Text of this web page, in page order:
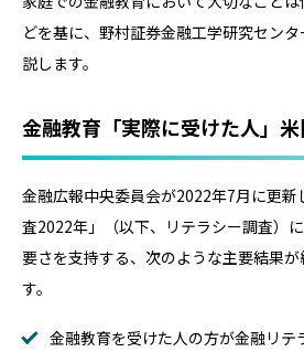
どを基に、野村証券金融工学研究セン
説します。
金融教育「実際に受けた人」
金融広報中央委員会が2022年7月に更
査2022年」（以下、リテラシー調査）
要さを支持する、次のような主要結果
す。
金融教育を受けた人の方が金融リテ